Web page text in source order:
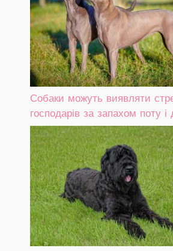
Собаки можуть виявляти
господарів за запахом поту і